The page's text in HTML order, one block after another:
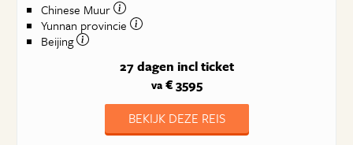
Chinese Muur
Yunnan provincie
Beijing
27 dagen incl ticket
va€ 3595
BEKIJK DEZE REIS